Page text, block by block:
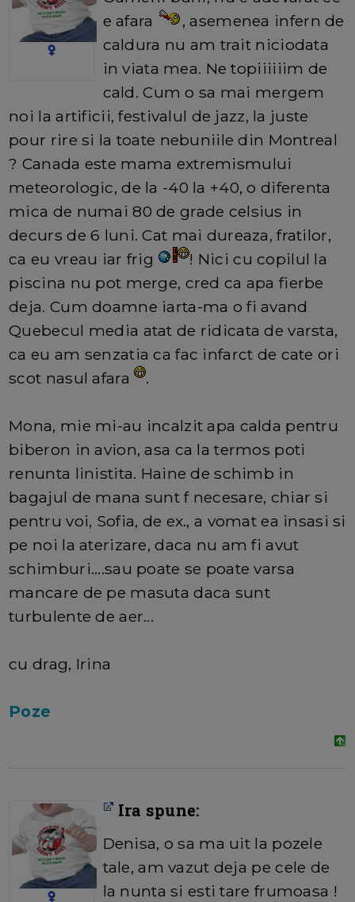
e afara
, asemenea infern de
caldura nu am trait niciodata
in viata mea. Ne topiiiiiim de
cald. Cum o sa mai mergem
noi la artificii, festivalul de jazz, la juste
pour rire si la toate nebuniile din Montreal
? Canada este mama extremismului
meteorologic, de la -40 la +40, o diferenta
mica de numai 80 de grade celsius in
decurs de 6 luni. Cat mai dureaza, fratilor,
ca eu vreau iar frig
! Nici cu copilul la
piscina nu pot merge, cred ca apa fierbe
deja. Cum doamne iarta-ma o fi avand
Quebecul media atat de ridicata de varsta,
ca eu am senzatia ca fac infarct de cate ori
scot nasul afara
.
Mona, mie mi-au incalzit apa calda pentru
biberon in avion, asa ca la termos poti
renunta linistita. Haine de schimb in
bagajul de mana sunt f necesare, chiar si
pentru voi, Sofia, de ex., a vomat ea insasi si
pe noi la aterizare, daca nu am fi avut
schimburi....sau poate se poate varsa
mancare de pe masuta daca sunt
turbulente de aer...
cu drag, Irina
Poze
Ira spune:
Denisa, o sa ma uit la pozele
tale, am vazut deja pe cele de
la nunta si esti tare frumoasa !